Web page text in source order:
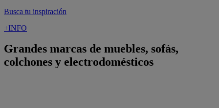
Busca tu inspiración
+INFO
Grandes marcas de muebles, sofás,
colchones y electrodomésticos